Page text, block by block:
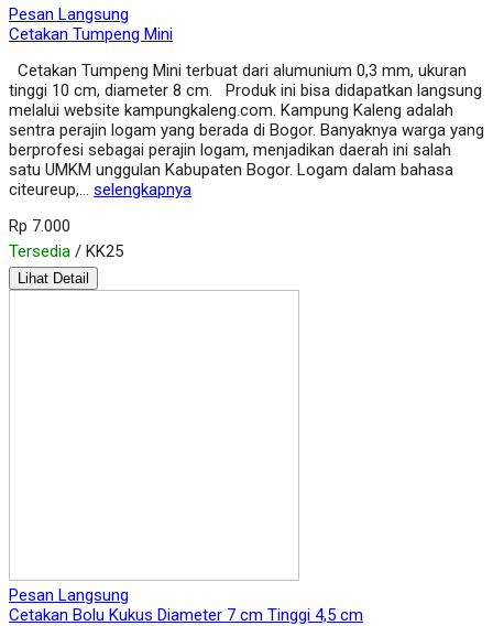
Pesan Langsung
Cetakan Tumpeng Mini
Cetakan Tumpeng Mini terbuat dari alumunium 0,3 mm, ukuran
tinggi 10 cm, diameter 8 cm. Produk ini bisa didapatkan langsung
melalui website kampungkaleng.com. Kampung Kaleng adalah
sentra perajin logam yang berada di Bogor. Banyaknya warga yang
berprofesi sebagai perajin logam, menjadikan daerah ini salah
satu UMKM unggulan Kabupaten Bogor. Logam dalam bahasa
citeureup,… selengkapnya
Rp 7.000
Tersedia / KK25
Lihat Detail
Pesan Langsung
Cetakan Bolu Kukus Diameter 7 cm Tinggi 4,5 cm